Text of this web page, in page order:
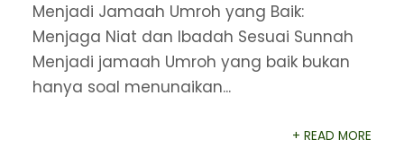
Menjadi Jamaah Umroh yang Baik:
Menjaga Niat dan Ibadah Sesuai Sunnah
Menjadi jamaah Umroh yang baik bukan
hanya soal menunaikan...
+ READ MORE